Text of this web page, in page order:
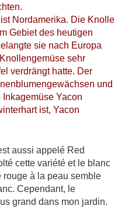
Nordamerika. Die Knolle
Gebiet des heutigen
sie nach Europa
sehr
verdrängt hatte. Der
und
Yacon
ist, Yacon
aussi appelé Red
cette variété et le blanc
rouge à la peau semble
Cependant, le
grand dans mon jardin.